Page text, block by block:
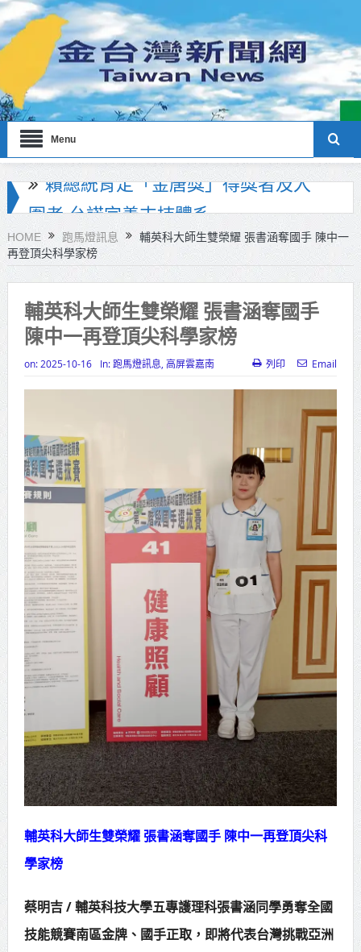
Menu
海巡署南部分署主官大換血 蔡順元
勉提升巡防戰力
北市鮮奶週報再升級！8月31日補助
擴大至國中生
雙北合作里程碑！萬大線動態測試
侯友宜蔣萬安攜手視察
打鐵厝北側產業園區產業設施公共
動土創造千個就業機會
高雄「三民運動中心」市長陳其
邁、運動部長李洋各界貴賓共同揭幕
高雄東照山關帝廟全國國中小學書
法比賽 圓滿落幕
賴清德總統主持將官晉任 期勉精進
不對稱戰力
蔣萬安再拋出「倒閣說」 喊推陳其
邁組閣
賴總統肯定「金唐獎」得獎者及入
圍者 允諾完善支持體系
HOME 跑馬燈訊息
輔英科大師生雙榮耀 張書涵奪國手 陳中一
再登頂尖科學家榜
輔英科大師生雙榮耀 張書涵奪國手
陳中一再登頂尖科學家榜
on: 2025-10-16 In: 跑馬燈訊息 高屏雲嘉南 列印 Email
輔英科大師生雙榮耀 張書涵奪國手 陳中一再登頂尖科
學家榜
蔡明吉 / 輔英科技大學五專護理科張書涵同學勇奪全國
技能競賽南區金牌、國手正取，即將代表台灣挑戰亞洲